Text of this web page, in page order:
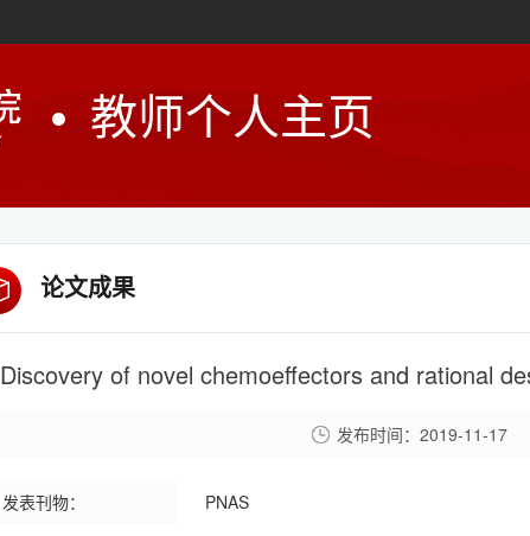
教师个人主页
论文成果
Discovery of novel chemoeffectors and rational
发布时间：2019-11-17
发表刊物： PNAS